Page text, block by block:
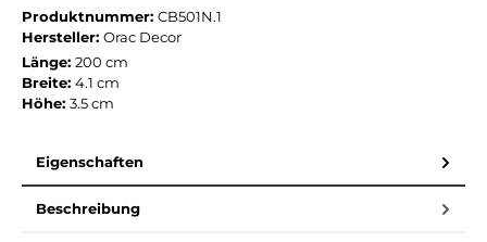
Produktnummer: CB501N.1
Hersteller: Orac Decor
Länge: 200 cm
Breite: 4.1 cm
Höhe: 3.5 cm
Eigenschaften
Beschreibung